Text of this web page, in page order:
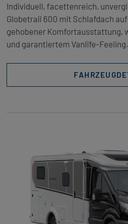
Individuell, facettenreich,
Globetrail 600 mit Schlafdach
gehobener Komfortausstattung,
und garantiertem Vanlife-Feeling.